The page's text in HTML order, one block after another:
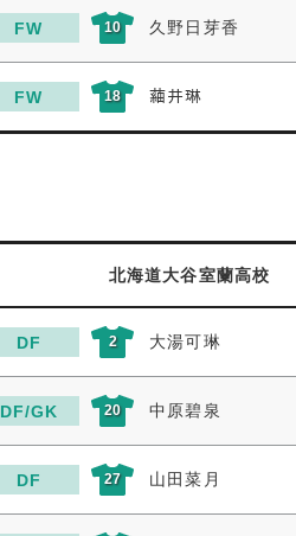
FW 10 久野日芽香
FW 18 𦹀井琳
北海道大谷室蘭高校
DF 2 大湯可琳
DF/GK 20 中原碧泉
DF 27 山田菜月